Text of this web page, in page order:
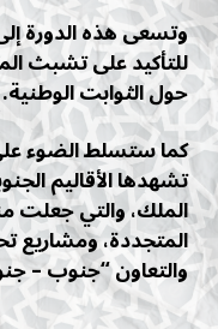
وتسعى هذه الدورة
للتأكيد على تشبث
حول الثوابت الوطنية.
كما ستسلط الضوء
تشهدها الأقاليم
الملك، والتي جعلت
المتجددة، ومشاريع
والتعاون “جنوب –